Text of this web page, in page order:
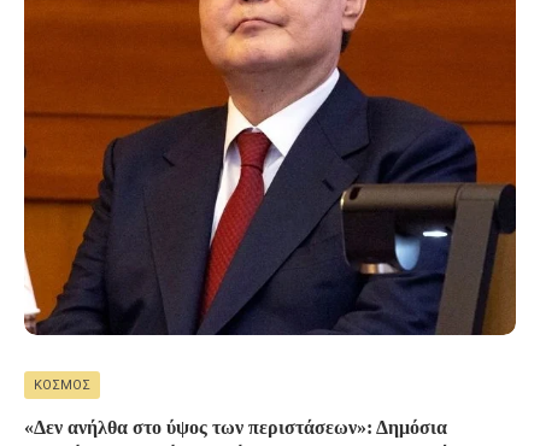
ΚΌΣΜΟΣ
«Δεν ανήλθα στο ύψος των περιστάσεων»: Δημόσια